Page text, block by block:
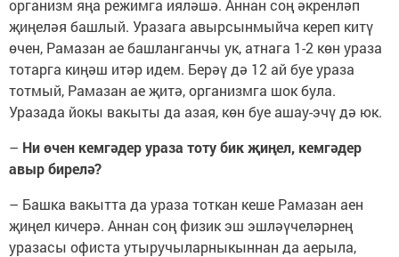
организм яңа режимга ияләшә. Аннан соң әкренләп
җиңеләя башлый. Уразага авырсынмыйча кереп китү
өчен, Рамазан ае башланганчы ук, атнага 1-2 көн ураза
тотарга киңәш итәр идем. Берәү дә 12 ай буе ураза
тотмый, Рамазан ае җитә, организмга шок була.
Уразада йокы вакыты да азая, көн буе ашау-эчү дә юк.
– Ни өчен кемгәдер ураза тоту бик җиңел, кемгәдер
авыр бирелә?
– Башка вакытта да ураза тоткан кеше Рамазан аен
җиңел кичерә. Аннан соң физик эш эшләүчеләрнең
уразасы офиста утыручыларныкыннан да аерыла,